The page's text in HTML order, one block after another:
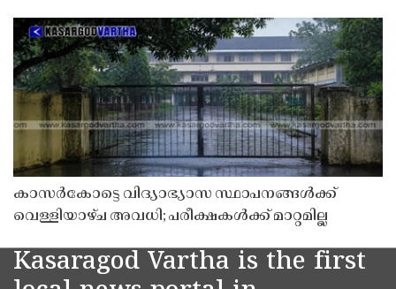
കാസർകോട്ടെ വിദ്യാഭ്യാസ സ്ഥാപനങ്ങൾക്ക്
വെള്ളിയാഴ്ച അവധി; പരീക്ഷകൾക്ക് മാറ്റമില്ല
Kasaragod Vartha is the first